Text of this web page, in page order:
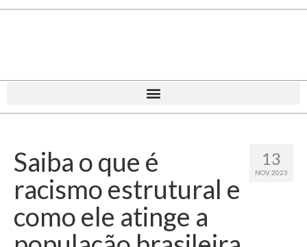
13
NOV 2023
Saiba o que é
racismo estrutural e
como ele atinge a